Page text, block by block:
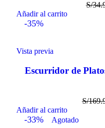
S/
Añadir al carrito
-35%
Vista previa
Escurridor de
S/
Añadir al carrito
-33% Agotado